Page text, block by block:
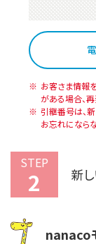
お客さま情報
がある場合、
引継番号は、
お忘れになら
STEP
2 新
nanaco